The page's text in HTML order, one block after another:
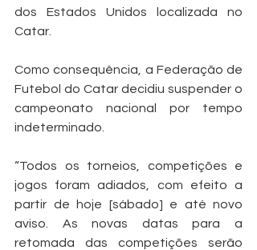
dos Estados Unidos localizada no
Catar.
Como consequência, a Federação de
Futebol do Catar decidiu suspender o
campeonato nacional por tempo
indeterminado.
“Todos os torneios, competições e
jogos foram adiados, com efeito a
partir de hoje [sábado] e até novo
aviso. As novas datas para a
retomada das competições serão